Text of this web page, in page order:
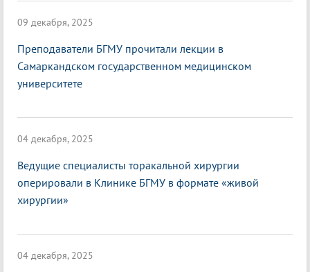
09 декабря, 2025
Преподаватели БГМУ прочитали лекции в
Самаркандском государственном медицинском
университете
04 декабря, 2025
Ведущие специалисты торакальной хирургии
оперировали в Клинике БГМУ в формате «живой
хирургии»
04 декабря, 2025